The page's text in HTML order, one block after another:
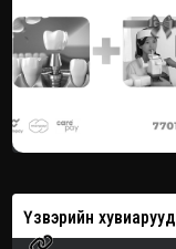
Үзвэрийн хувиарууд